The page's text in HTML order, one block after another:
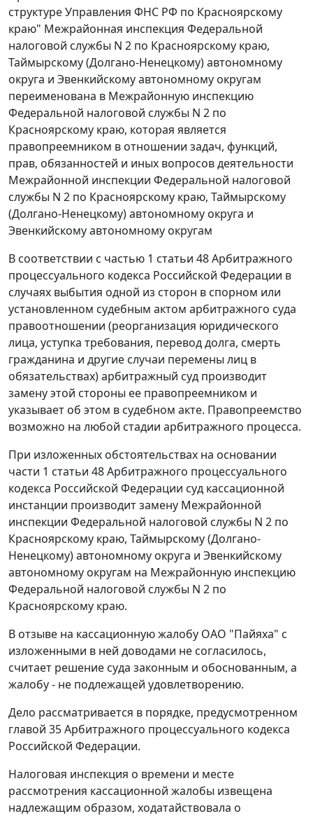
структуре Управления ФНС РФ по Красноярскому
краю" Межрайонная инспекция Федеральной
налоговой службы N 2 по Красноярскому краю,
Таймырскому (Долгано-Ненецкому) автономному
округа и Эвенкийскому автономному округам
переименована в Межрайонную инспекцию
Федеральной налоговой службы N 2 по
Красноярскому краю, которая является
правопреемником в отношении задач, функций,
прав, обязанностей и иных вопросов деятельности
Межрайонной инспекции Федеральной налоговой
службы N 2 по Красноярскому краю, Таймырскому
(Долгано-Ненецкому) автономному округа и
Эвенкийскому автономному округам
В соответствии с частью 1 статьи 48Арбитражного
процессуального кодекса Российской Федерации в
случаях выбытия одной из сторон в спорном или
установленном судебным актом арбитражного суда
правоотношении (реорганизация юридического
лица, уступка требования, перевод долга, смерть
гражданина и другие случаи перемены лиц в
обязательствах) арбитражный суд производит
замену этой стороны ее правопреемником и
указывает об этом в судебном акте. Правопреемство
возможно на любой стадии арбитражного процесса.
При изложенных обстоятельствах на основании
части 1 статьи 48Арбитражного процессуального
кодекса Российской Федерации суд кассационной
инстанции производит замену Межрайонной
инспекции Федеральной налоговой службы N 2 по
Красноярскому краю, Таймырскому (Долгано-
Ненецкому) автономному округа и Эвенкийскому
автономному округам на Межрайонную инспекцию
Федеральной налоговой службы N 2 по
Красноярскому краю.
В отзыве на кассационную жалобу ОАО "Пайяха" с
изложенными в ней доводами не согласилось,
считает решение суда законным и обоснованным, а
жалобу - не подлежащей удовлетворению.
Дело рассматривается в порядке, предусмотренном
главой 35Арбитражного процессуального кодекса
Российской Федерации.
Налоговая инспекция о времени и месте
рассмотрения кассационной жалобы извещена
надлежащим образом, ходатайствовала о